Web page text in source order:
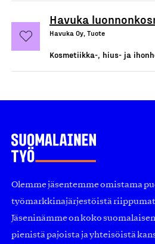
Havuka
Havuka Oy, Tuote
Kosmetiikka-, hius- ja
Olemme jäsentemme omistama
työmarkkinajärjestöistä
Jäseninämme on koko
pienistä pajoista ja yhteisöistä